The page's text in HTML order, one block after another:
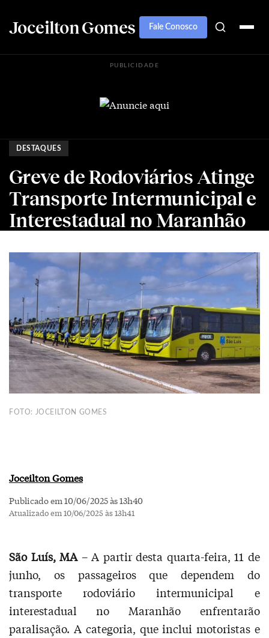
Joceilton Gomes Fale Conosco
PUBLICIDADE
DESTAQUES
Greve de Rodoviários Atinge
Transporte Intermunicipal e
Interestadual no Maranhão
FOTO: JOCEILTON GOMES
Joceilton Gomes
Publicado em 10/06/2025 às 13h40
Atualizado em 10/06/2025 às 13h41
São Luís, MA– A partir desta quarta-feira, 11 de
junho, os passageiros que dependem do
transporte rodoviário intermunicipal e
interestadual no Maranhão enfrentarão
paralisação. A categoria, que inclui motoristas e